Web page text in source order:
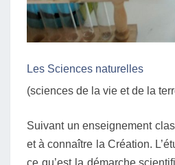
Les Sciences naturelles
(sciences de la vie et de la
Suivant un enseignement
et à connaître la Création.